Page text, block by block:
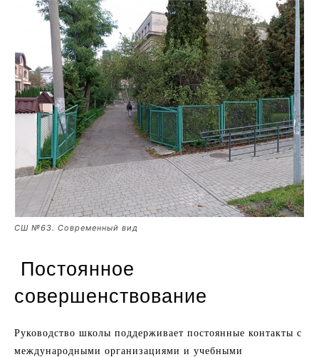
СШ №63. Современный вид
Постоянное
совершенствование
Руководство школы поддерживает постоянные контакты с
международными организациями и учебными